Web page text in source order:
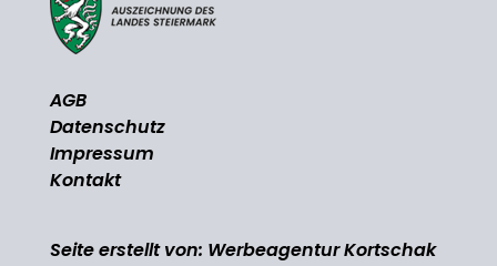
AGB
Datenschutz
Impressum
Kontakt
Seite erstellt von: Werbeagentur Kortschak